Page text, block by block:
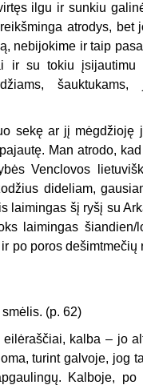
ilgu ir sunkiu
atrodys, bet
nebijokime ir taip
ir su tokiu įsijautimu
sekę ar jį mėgdžio­ję
Man atrodo,
Venclovos
dideliam,
laimingas šį ryšį su
laimingas šiandien/
po poros dešimtme­čių
(p. 62)
kalba – jo
turint galvoje, jog
Kalboje,